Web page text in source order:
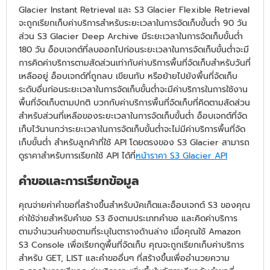
Glacier Instant Retrieval และ S3 Glacier Flexible Retrieval
จะถูกเรียกเก็บค่าบริการสำหรับระยะเวลาในการจัดเก็บขั้นต่ำ 90 วัน
ส่วน S3 Glacier Deep Archive มีระยะเวลาในการจัดเก็บขั้นต่ำ
180 วัน อ็อบเจกต์ที่ลบออกไปก่อนระยะเวลาในการจัดเก็บขั้นต่ำจะมี
การคิดค่าบริการตามสัดส่วนเท่ากับค่าบริการพื้นที่จัดเก็บสำหรับวันที่
เหลืออยู่ อ็อบเจกต์ที่ถูกลบ เขียนทับ หรือย้ายไปยังพื้นที่จัดเก็บ
ระดับอื่นก่อนระยะเวลาในการจัดเก็บขั้นต่ำจะมีค่าบริการในการใช้งาน
พื้นที่จัดเก็บตามปกติ บวกกับค่าบริการพื้นที่จัดเก็บที่คิดตามสัดส่วน
สำหรับส่วนที่เหลือของระยะเวลาในการจัดเก็บขั้นต่ำ อ็อบเจกต์ที่จัด
เก็บไว้นานกว่าระยะเวลาในการจัดเก็บขั้นต่ำจะไม่มีค่าบริการพื้นที่จัด
เก็บขั้นต่ำ สำหรับลูกค้าที่ใช้ API โดยตรงของ S3 Glacier สามารถ
ดูราคาสำหรับการเรียกใช้ API ได้ที่หน้าราคา S3 Glacier API
คำขอและการเรียกข้อมูล
คุณจ่ายค่าคำขอที่สร้างขึ้นสำหรับบัคเก็ตและอ็อบเจกต์ S3 ของคุณ
ค่าใช้จ่ายสำหรับคำขอ S3 อิงตามประเภทคำขอ และคิดค่าบริการ
ตามจำนวนคำขอตามที่ระบุในตารางด้านล่าง เมื่อคุณใช้ Amazon
S3 Console เพื่อเรียกดูพื้นที่จัดเก็บ คุณจะถูกเรียกเก็บค่าบริการ
สำหรับ GET, LIST และคำขออื่นๆ ที่สร้างขึ้นเพื่ออำนวยความ